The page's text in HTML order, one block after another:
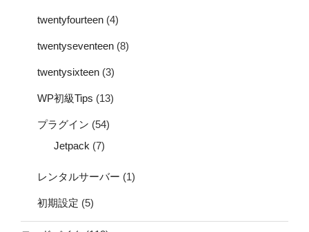
twentyfourteen (4)
twentyseventeen (8)
twentysixteen (3)
WP初級Tips (13)
プラグイン (54)
Jetpack (7)
レンタルサーバー (1)
初期設定 (5)